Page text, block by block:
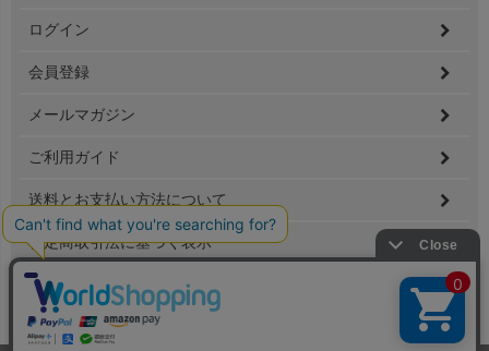
ログイン
会員登録
メールマガジン
ご利用ガイド
送料とお支払い方法について
特定商取引法に基づく表示
個人情報の取扱
Copyright(C) 2020 Sanwafukusou.Ltd All Rights Reserved.